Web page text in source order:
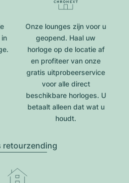
Onze lounges zijn voor u
geopend. Haal uw
horloge op de locatie af
en profiteer van onze
gratis uitprobeerservice
voor alle direct
beschikbare horloges. U
betaalt alleen dat wat u
houdt.
retourzending